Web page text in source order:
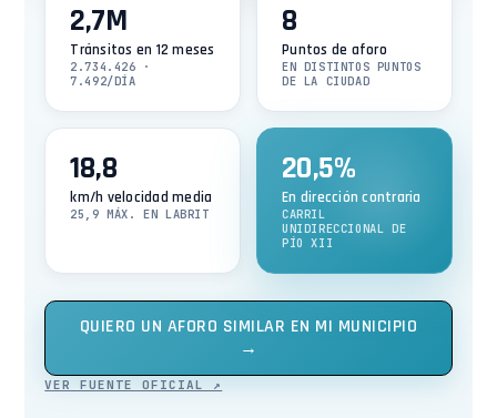
2,7M
Tránsitos en 12 meses
2.734.426 ·
7.492/DÍA
8
Puntos de aforo
EN DISTINTOS PUNTOS
DE LA CIUDAD
18,8
km/h velocidad media
25,9 MÁX. EN LABRIT
20,5%
En dirección contraria
CARRIL
UNIDIRECCIONAL DE
PÍO XII
QUIERO UN AFORO SIMILAR EN MI MUNICIPIO
→
VER FUENTE OFICIAL ↗